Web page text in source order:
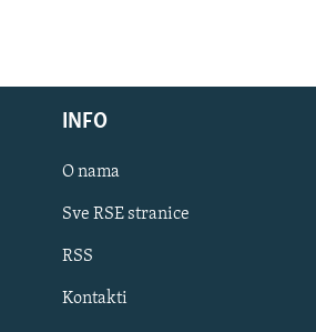
INFO
O nama
Sve RSE stranice
RSS
Kontakti